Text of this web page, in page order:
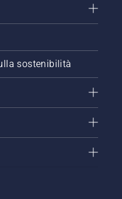
sostenibilità